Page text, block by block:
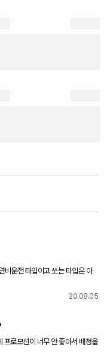
20.08.05
로모션이 너무 안 좋아서 배정을